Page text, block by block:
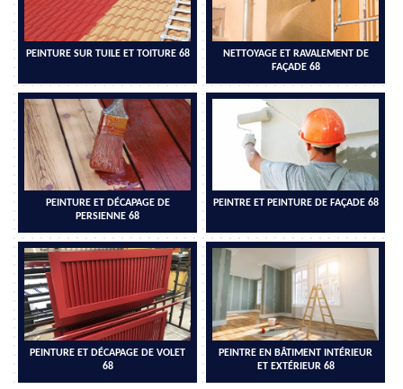
PEINTURE SUR TUILE ET TOITURE 68
NETTOYAGE ET RAVALEMENT DE
FAÇADE 68
PEINTURE ET DÉCAPAGE DE
PERSIENNE 68
PEINTRE ET PEINTURE DE FAÇADE 68
PEINTURE ET DÉCAPAGE DE VOLET
68
PEINTRE EN BÂTIMENT INTÉRIEUR
ET EXTÉRIEUR 68